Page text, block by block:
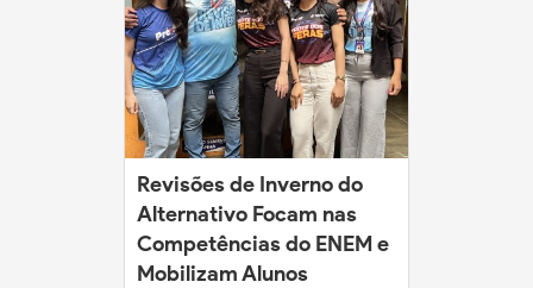
Revisões de Inverno do
Alternativo Focam nas
Competências do ENEM e
Mobilizam Alunos